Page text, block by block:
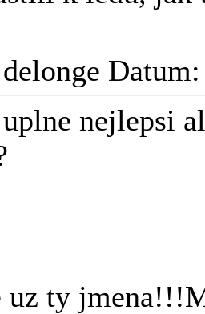
nejlepsi
uz ty